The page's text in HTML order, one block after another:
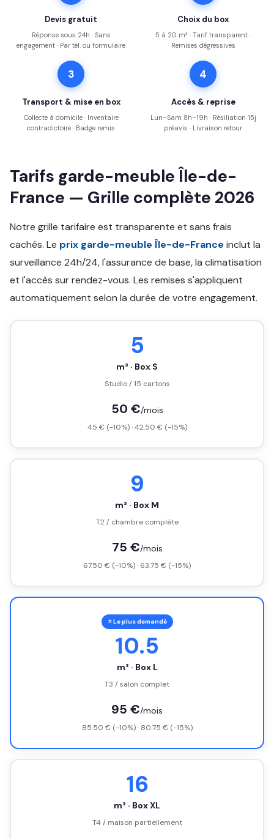
Devis gratuit
Réponse sous 24h · Sans
engagement · Par tél. ou formulaire
Choix du box
5 à 20 m³ · Tarif transparent ·
Remises dégressives
3
Transport & mise en box
Collecte à domicile · Inventaire
contradictoire · Badge remis
4
Accès & reprise
Lun–Sam 8h–19h · Résiliation 15j
préavis · Livraison retour
Tarifs garde-meuble Île-de-
France — Grille complète 2026
Notre grille tarifaire est transparente et sans frais
cachés. Le prix garde-meuble Île-de-France inclut la
surveillance 24h/24, l'assurance de base, la climatisation
et l'accès sur rendez-vous. Les remises s'appliquent
automatiquement selon la durée de votre engagement.
5
m³ · Box S
Studio / 15 cartons
50 €/mois
45 € (-10%) · 42.50 € (-15%)
9
m³ · Box M
T2 / chambre complète
75 €/mois
67.50 € (-10%) · 63.75 € (-15%)
⭐ Le plus demandé
10.5
m³ · Box L
T3 / salon complet
95 €/mois
85.50 € (-10%) · 80.75 € (-15%)
16
m³ · Box XL
T4 / maison partiellement